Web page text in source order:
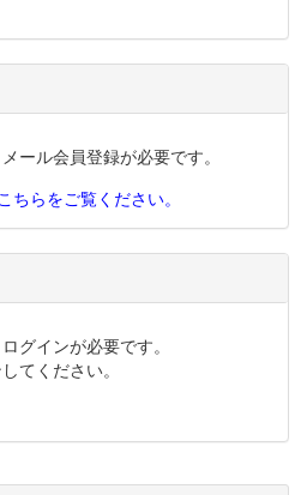
ール会員登録が必要です。
ちらをご覧ください。
グインが必要です。
てください。